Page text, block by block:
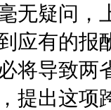
无疑问，
应有的报
将导致两
提出这项